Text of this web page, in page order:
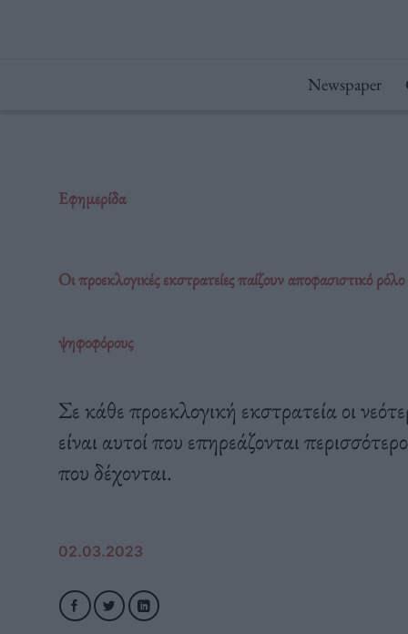
Newspaper
Εφημερίδα
Οι προεκλογικές εκστρατείες παίζουν αποφασιστικό
ψηφοφόρους
Σε κάθε προεκλογική εκστρατεία οι
είναι αυτοί που επηρεάζονται
που δέχονται.
02.03.2023